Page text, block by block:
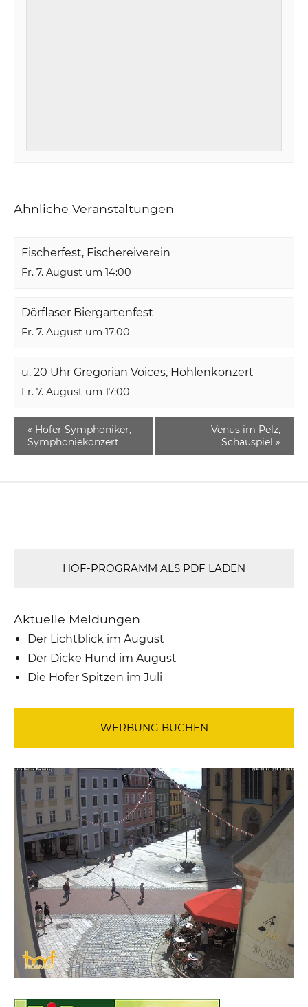
Ähnliche Veranstaltungen
Fischerfest, Fischereiverein
Fr. 7. August um 14:00
Dörflaser Biergartenfest
Fr. 7. August um 17:00
u. 20 Uhr Gregorian Voices, Höhlenkonzert
Fr. 7. August um 17:00
« Hofer Symphoniker,
Symphoniekonzert
Venus im Pelz,
Schauspiel »
HOF-PROGRAMM ALS PDF LADEN
Aktuelle Meldungen
Der Lichtblick im August
Der Dicke Hund im August
Die Hofer Spitzen im Juli
WERBUNG BUCHEN